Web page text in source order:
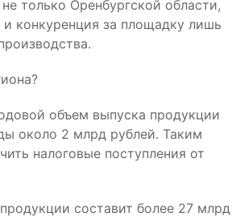
только Оренбургской области,
конкуренция за площадку лишь
объем выпуска продукции
около 2 млрд рублей. Таким
налоговые поступления от
составит более 27 млрд